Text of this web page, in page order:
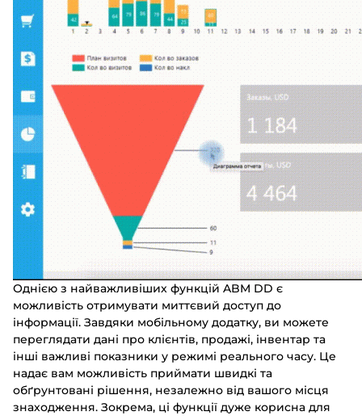
Однією з найважливіших функцій ABM DD є
можливість отримувати миттєвий доступ до
інформації. Завдяки мобільному додатку, ви можете
переглядати дані про клієнтів, продажі, інвентар та
інші важливі показники у режимі реального часу. Це
надає вам можливість приймати швидкі та
обґрунтовані рішення, незалежно від вашого місця
знаходження. Зокрема, ці функції дуже корисна для
Замовити